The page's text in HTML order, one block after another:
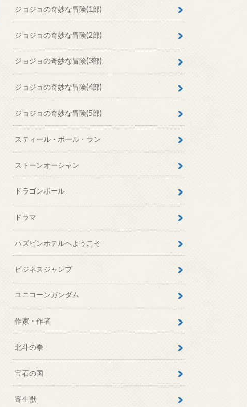
ジョジョの奇妙な冒険(1部)
ジョジョの奇妙な冒険(2部)
ジョジョの奇妙な冒険(3部)
ジョジョの奇妙な冒険(4部)
ジョジョの奇妙な冒険(5部)
スティール・ボール・ラン
ストーンオーシャン
ドラゴンボール
ドラマ
ハズビンホテルへようこそ
ビジネスジャンプ
ユニコーンガンダム
作家・作者
北斗の拳
宝石の国
寄生獣